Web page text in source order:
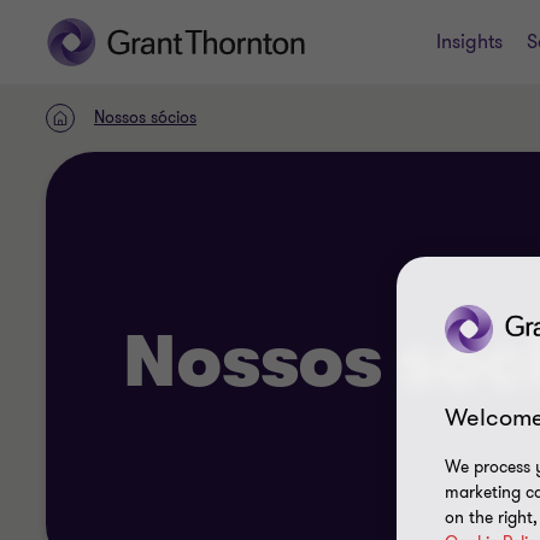
Insights
HOMENossos sócios
Nossos
We process
marketing
on the